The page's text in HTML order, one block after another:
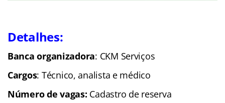
Detalhes:
Banca organizadora: CKM Serviços
Cargos: Técnico, analista e médico
Número de vagas: Cadastro de reserva